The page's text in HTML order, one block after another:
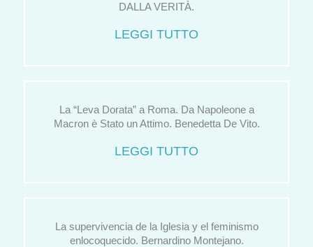
DALLA VERITÀ.
LEGGI TUTTO
La “Leva Dorata” a Roma. Da Napoleone a
Macron è Stato un Attimo. Benedetta De Vito.
LEGGI TUTTO
La supervivencia de la Iglesia y el feminismo
enlocoquecido. Bernardino Montejano.